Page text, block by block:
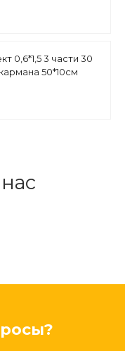
0,6*1,5 3 части 30
50*10см